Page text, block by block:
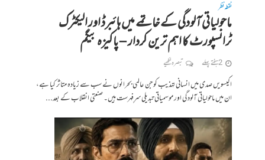
نقطہ نظر
ماحولیاتی آلودگی کے خاتمے میں ہائبرڈ اور الیکٹرک
ٹرانسپورٹ کا اہم ترین کردار – پاکیزہ بیگم
2 ہفتے پہلے تبصرہ لکھیے
اکیسویں صدی میں انسانی تہذیب کو جن عالمی بحرانوں نے سب سے زیادہ متاثر کیا ہے،
ان میں ماحولیاتی آلودگی اور موسمیاتی تبدیلی سرِفہرست ہیں۔ صنعتی انقلاب کے بعد...